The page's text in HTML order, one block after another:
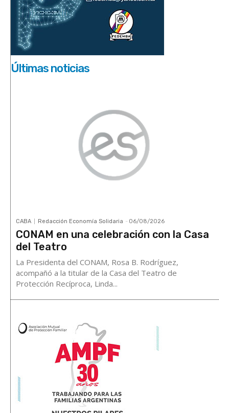
Últimas noticias
CABA Redacción Economía Solidaria - 06/08/2026
CONAM en una celebración con la Casa
del Teatro
La Presidenta del CONAM, Rosa B. Rodríguez,
acompañó a la titular de la Casa del Teatro de
Protección Recíproca, Linda...